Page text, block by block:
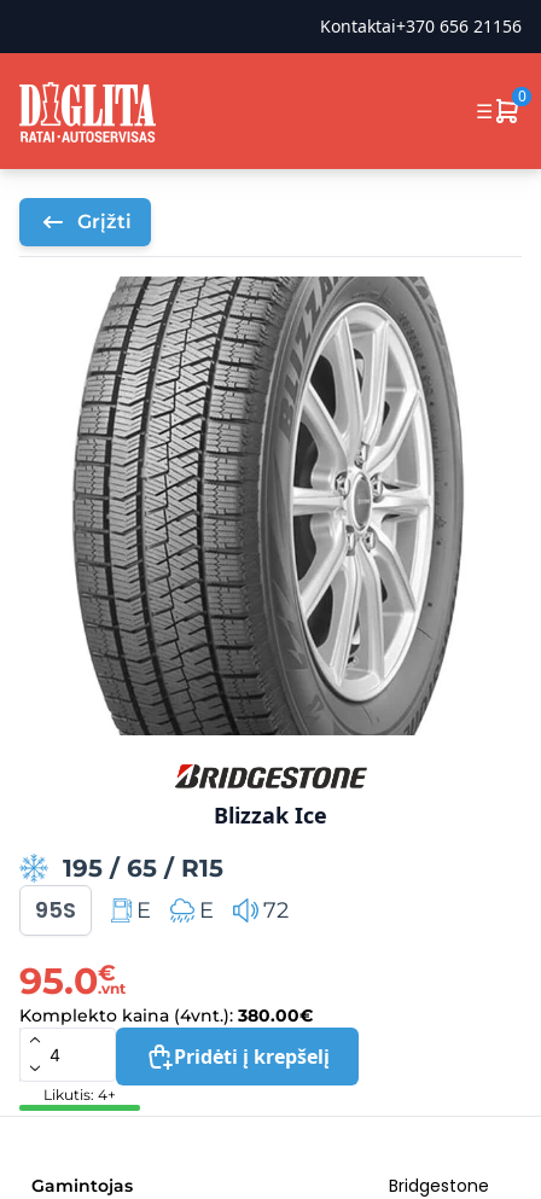
Kontaktai+370 656 21156
☰
0
Grįžti
Blizzak Ice
195 / 65 / R15
95S E E 72
95.0€
.vnt
Komplekto kaina (4vnt.): 380.00€
Pridėti į krepšelį
Likutis: 4+
Gamintojas Bridgestone